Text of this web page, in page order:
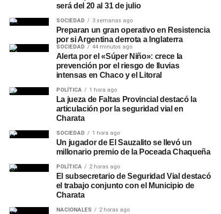
será del 20 al 31 de julio
SOCIEDAD 3 semanas ago
Preparan un gran operativo en Resistencia
por si Argentina derrota a Inglaterra
SOCIEDAD 44 minutos ago
Alerta por el «Súper Niño»: crece la
prevención por el riesgo de lluvias
intensas en Chaco y el Litoral
POLÍTICA 1 hora ago
La jueza de Faltas Provincial destacó la
articulación por la seguridad vial en
Charata
SOCIEDAD 1 hora ago
Un jugador de El Sauzalito se llevó un
millonario premio de la Poceada Chaqueña
POLÍTICA 2 horas ago
El subsecretario de Seguridad Vial destacó
el trabajo conjunto con el Municipio de
Charata
NACIONALES 2 horas ago